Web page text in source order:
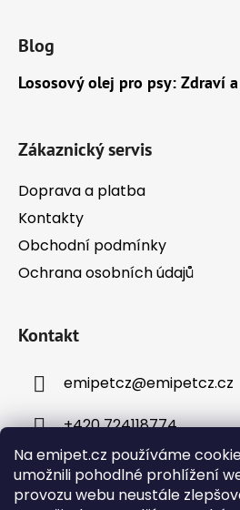
Na emipet.cz používáme
umožnili pohodlné prohlížení
provozu webu neustále
Blog
Lososový olej pro psy: Zdraví
Zákaznický servis
Doprava a platba
Kontakty
Obchodní podmínky
Ochrana osobních údajů
Kontakt
emipetcz@emipetcz.cz
+420 724118774